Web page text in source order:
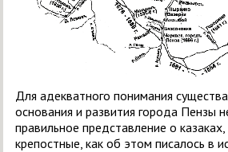
Для адекватного понимания
основания и развития города Пензы
правильное представление о
крепостные, как об этом писалось в